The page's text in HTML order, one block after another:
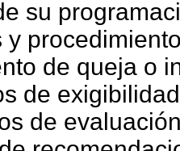
su
y
de queja o
de
de